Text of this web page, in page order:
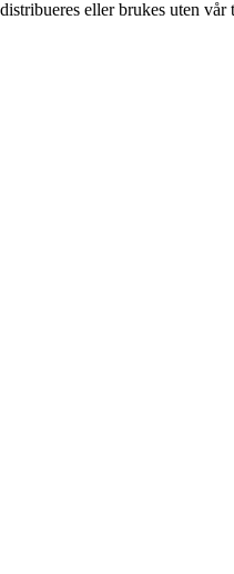
eller brukes uten vår